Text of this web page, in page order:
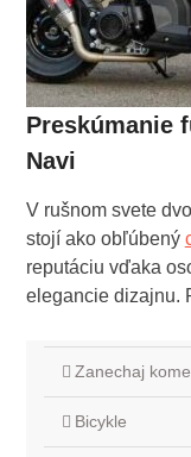
Preskúmanie
Navi
V rušnom svete
stojí ako obľúbený
reputáciu vďaka
elegancie dizajnu.
Zanechaj
Bicykle